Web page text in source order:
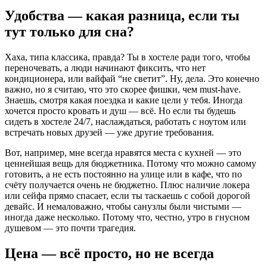
Удобства — какая разница, если ты
тут только для сна?
Хаха, типа классика, правда? Ты в хостеле ради того, чтобы
переночевать, а люди начинают фиксить, что нет
кондиционера, или вайфай “не светит”. Ну, дела. Это конечно
важно, но я считаю, что это скорее фишки, чем must-have.
Знаешь, смотря какая поездка и какие цели у тебя. Иногда
хочется просто кровать и душ — всё. Но если ты будешь
сидеть в хостеле 24/7, наслаждаться, работать с ноутом или
встречать новых друзей — уже другие требования.
Вот, например, мне всегда нравятся места с кухней — это
ценнейшая вещь для бюджетника. Потому что можно самому
готовить, а не есть постоянно на улице или в кафе, что по
счёту получается очень не бюджетно. Плюс наличие локера
или сейфа прямо спасает, если ты таскаешь с собой дорогой
девайс. И немаловажно, чтобы санузлы были чистыми —
иногда даже несколько. Потому что, честно, утро в гнусном
душевом — это почти трагедия.
Цена — всё просто, но не всегда